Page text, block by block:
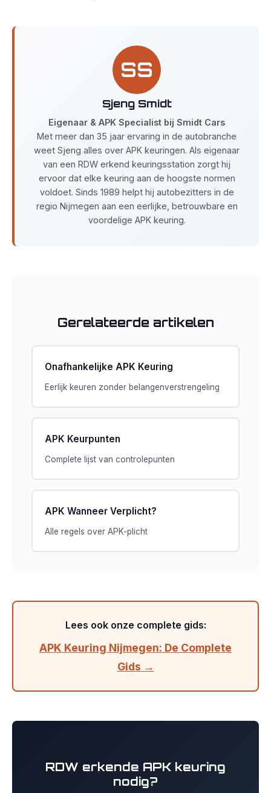
SS
Sjeng Smidt
Eigenaar & APK Specialist bij Smidt Cars
Met meer dan 35 jaar ervaring in de autobranche
weet Sjeng alles over APK keuringen. Als eigenaar
van een RDW erkend keuringsstation zorgt hij
ervoor dat elke keuring aan de hoogste normen
voldoet. Sinds 1989 helpt hij autobezitters in de
regio Nijmegen aan een eerlijke, betrouwbare en
voordelige APK keuring.
Gerelateerde artikelen
Onafhankelijke APK Keuring
Eerlijk keuren zonder belangenverstrengeling
APK Keurpunten
Complete lijst van controlepunten
APK Wanneer Verplicht?
Alle regels over APK-plicht
Lees ook onze complete gids:
APK Keuring Nijmegen: De Complete
Gids →
RDW erkende APK keuring
nodig?